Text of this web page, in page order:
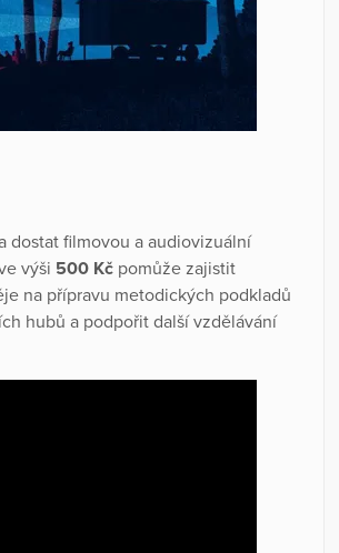
dostat filmovou a audiovizuální
výši 500 Kč pomůže zajistit
na přípravu metodických podkladů
hubů a podpořit další vzdělávání